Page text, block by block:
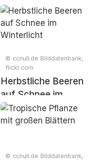
© ccnull.de Bilddatenbank,
flickr.com
Herbstliche Beeren
auf Schnee im
Winterlicht
© ccnull.de Bilddatenbank,